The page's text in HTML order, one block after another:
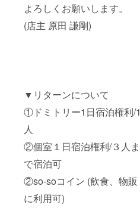
よろしくお願いします。
(店主 原田 謙剛)
▼リターンについて
①ドミトリー1日宿泊権利/1
人
②個室１日宿泊権利/３人ま
で宿泊可
②so-soコイン (飲食、物販
に利用可)